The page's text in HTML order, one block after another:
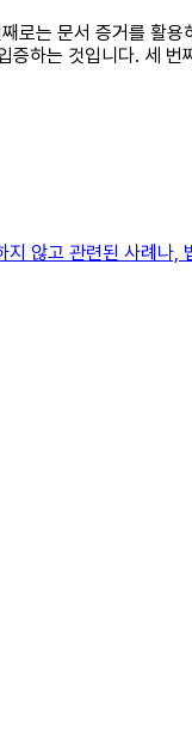
로는 문서 증거를 활
하는 것입니다. 세
않고 관련된 사례나,